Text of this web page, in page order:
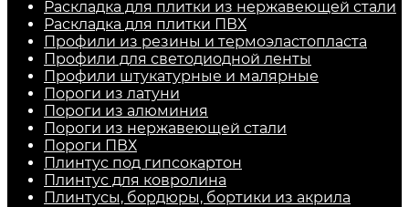
Раскладка для плитки из нержавеющей стали
Раскладка для плитки ПВХ
Профили из резины и термоэластопласта
Профили для светодиодной ленты
Профили штукатурные и малярные
Пороги из латуни
Пороги из алюминия
Пороги из нержавеющей стали
Пороги ПВХ
Плинтус под гипсокартон
Плинтус для ковролина
Плинтусы, бордюры, бортики из акрила